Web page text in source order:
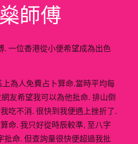
師傅
. 一位香港從小便希望成為出色
為人免費占卜算命.當時平均每
友希望我可以為他批命. 排山倒
吃不消. 很快到我便遇上挫折了.
命. 我只好從時辰較準, 至八字
批命. 但查詢量很快便超過我批